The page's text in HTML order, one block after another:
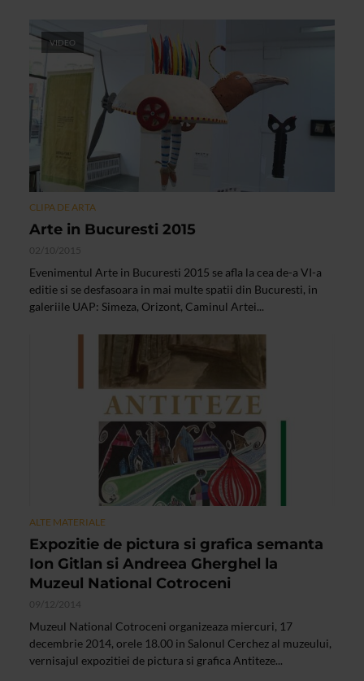
VIDEO
CLIPA DE ARTA
Arte in Bucuresti 2015
02/10/2015
Evenimentul Arte in Bucuresti 2015 se afla la cea de-a VI-a
editie si se desfasoara in mai multe spatii din Bucuresti, in
galeriile UAP: Simeza, Orizont, Caminul Artei...
ALTE MATERIALE
Expozitie de pictura si grafica semanta
Ion Gitlan si Andreea Gherghel la
Muzeul National Cotroceni
09/12/2014
Muzeul National Cotroceni organizeaza miercuri, 17
decembrie 2014, orele 18.00 in Salonul Cerchez al muzeului,
vernisajul expozitiei de pictura si grafica Antiteze...